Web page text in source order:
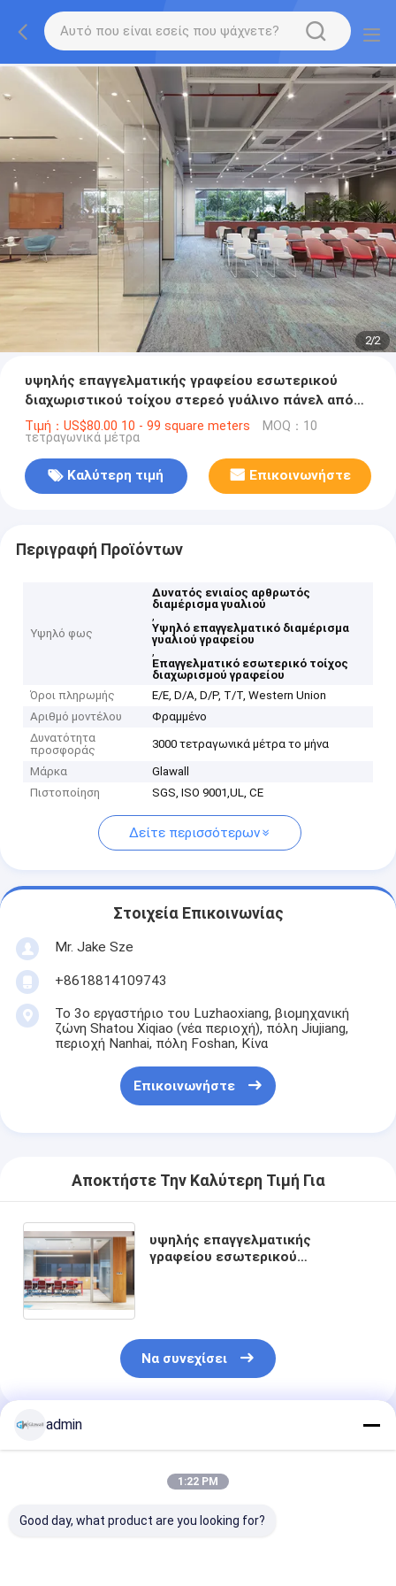
2/2
υψηλής επαγγελματικής γραφείου εσωτερικού
διαχωριστικού τοίχου στερεό γυάλινο πάνελ από
χάλυβα ισχυρή ενιαία μονωτική γυάλινη
διαχωριστική
Τιμή：US$80.00 10 - 99 square meters MOQ：10
τετραγωνικά μέτρα
Καλύτερη τιμή Επικοινωνήστε
Περιγραφή Προϊόντων
Υψηλό φως
Δυνατός ενιαίος αρθρωτός
διαμέρισμα γυαλιού
,
Υψηλό επαγγελματικό διαμέρισμα
γυαλιού γραφείου
,
Επαγγελματικό εσωτερικό τοίχος
διαχωρισμού γραφείου
Όροι πληρωμής
Ε/Ε, D/A, D/P, T/T, Western Union
Αριθμό μοντέλου
Φραμμένο
Δυνατότητα
προσφοράς
3000 τετραγωνικά μέτρα το μήνα
Μάρκα
Glawall
Πιστοποίηση
SGS, ISO 9001,UL, CE
Δείτε περισσότερων
Στοιχεία Επικοινωνίας
Mr. Jake Sze
+8618814109743
Το 3ο εργαστήριο του Luzhaoxiang, βιομηχανική
ζώνη Shatou Xiqiao (νέα περιοχή), πόλη Jiujiang,
περιοχή Nanhai, πόλη Foshan, Κίνα
Επικοινωνήστε
Αποκτήστε Την Καλύτερη Τιμή Για
υψηλής επαγγελματικής
γραφείου εσωτερικού
Να συνεχίσει
admin
1:22 PM
Good day, what product are you looking for?